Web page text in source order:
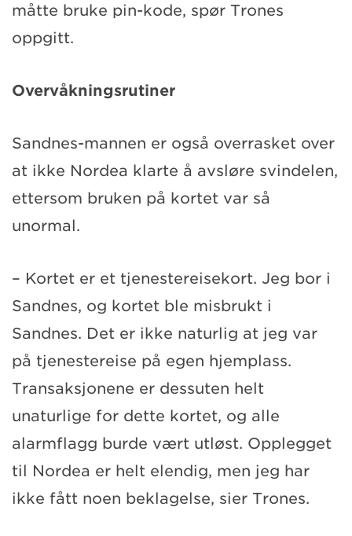
måtte bruke pin-kode, spør Trones
oppgitt.
Overvåkningsrutiner
Sandnes-mannen er også overrasket over
at ikke Nordea klarte å avsløre svindelen,
ettersom bruken på kortet var så
unormal.
– Kortet er et tjenestereisekort. Jeg bor i
Sandnes, og kortet ble misbrukt i
Sandnes. Det er ikke naturlig at jeg var
på tjenestereise på egen hjemplass.
Transaksjonene er dessuten helt
unaturlige for dette kortet, og alle
alarmflagg burde vært utløst. Opplegget
til Nordea er helt elendig, men jeg har
ikke fått noen beklagelse, sier Trones.